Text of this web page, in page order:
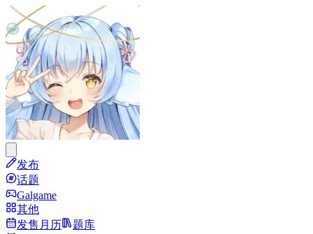
发布
话题
Galgame
其他
发售月历
题库